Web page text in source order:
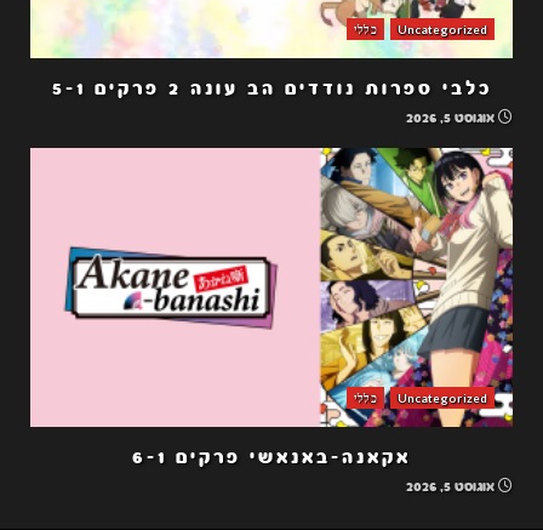
Uncategorized כללי
כלבי ספרות נודדים הב עונה 2 פרקים 5-1
אוגוסט 5, 2026
Uncategorized כללי
אקאנה-באנאשי פרקים 6-1
אוגוסט 5, 2026